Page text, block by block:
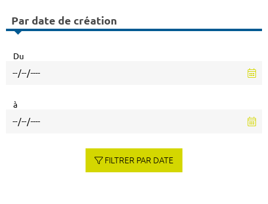
Par date de création
Du
à
FILTRER PAR DATE